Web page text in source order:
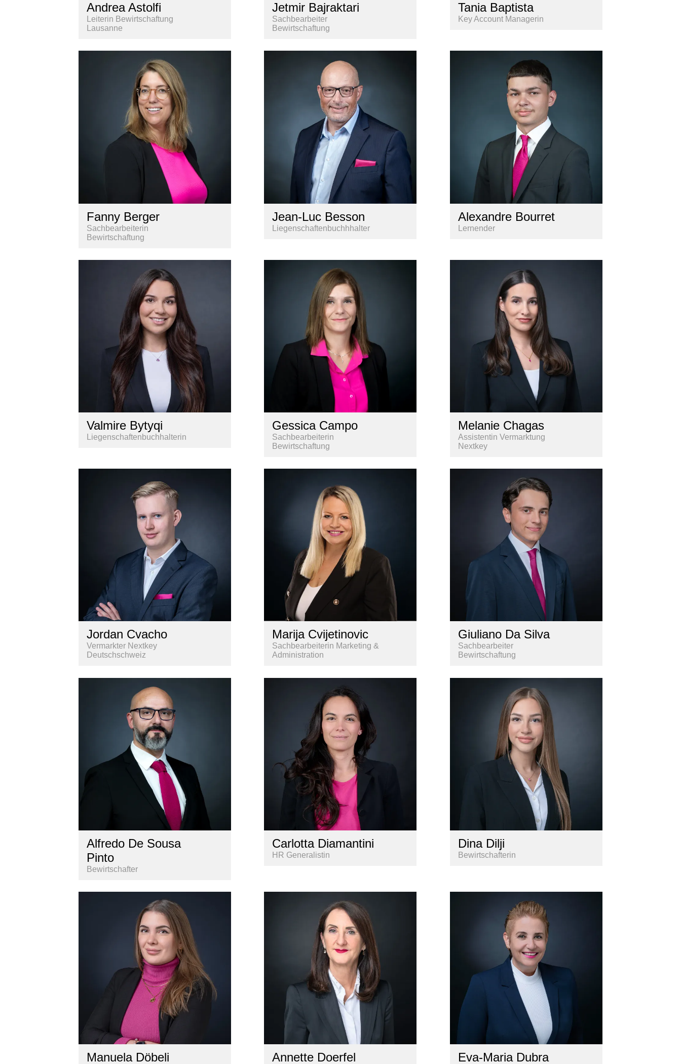
Andrea Astolfi
Leiterin Bewirtschaftung
Lausanne
Jetmir Bajraktari
Sachbearbeiter
Bewirtschaftung
Tania Baptista
Key Account Managerin
Fanny Berger
Sachbearbeiterin
Bewirtschaftung
Jean-Luc Besson
Liegenschaftenbuchhhalter
Alexandre Bourret
Lernender
Valmire Bytyqi
Liegenschaftenbuchhalterin
Gessica Campo
Sachbearbeiterin
Bewirtschaftung
Melanie Chagas
Assistentin Vermarktung
Nextkey
Jordan Cvacho
Vermarkter Nextkey
Deutschschweiz
Marija Cvijetinovic
Sachbearbeiterin Marketing &
Administration
Giuliano Da Silva
Sachbearbeiter
Bewirtschaftung
Alfredo De Sousa
Pinto
Bewirtschafter
Carlotta Diamantini
HR Generalistin
Dina Dilji
Bewirtschafterin
Manuela Döbeli Annette Doerfel Eva-Maria Dubra